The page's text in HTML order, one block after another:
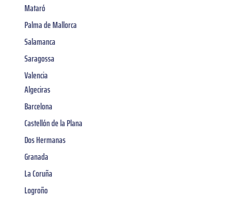
Mataró
Palma de Mallorca
Salamanca
Saragossa
Valencia
Algeciras
Barcelona
Castellón de la Plana
Dos Hermanas
Granada
La Coruña
Logroño